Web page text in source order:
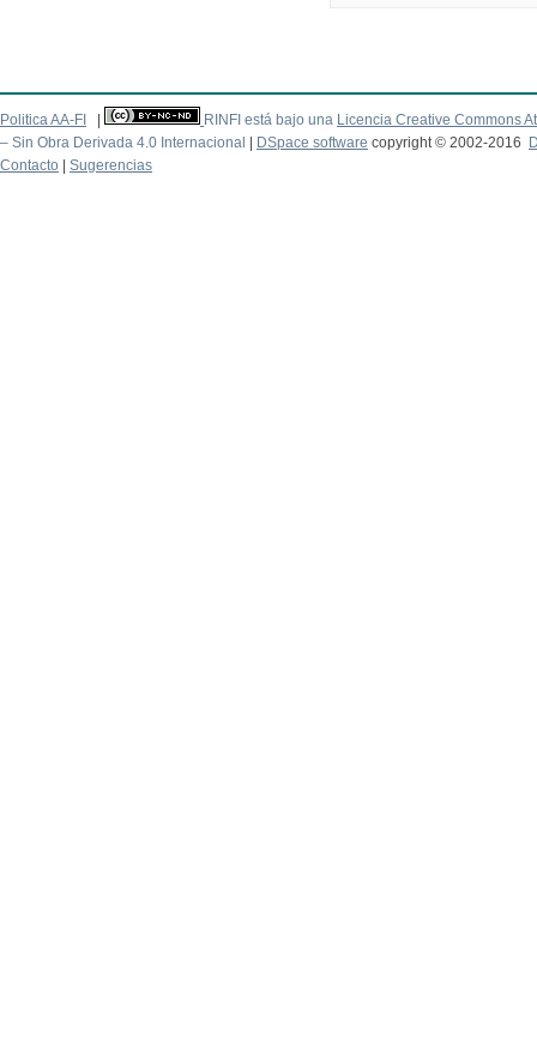
Politica AA-FI RINFI está bajo una Licencia Creative Commons
– Sin Obra Derivada 4.0 Internacional
DSpace software copyright © 2002-2016
Contacto
Sugerencias